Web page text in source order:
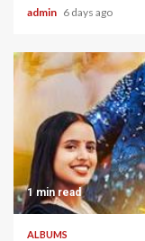
admin 6 days ago
1 min read
ALBUMS